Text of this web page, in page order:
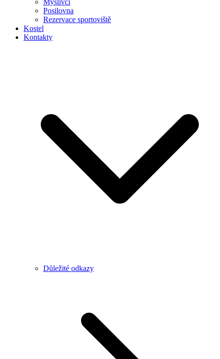
Myslivci
Posilovna
Rezervace sportoviště
Kostel
Kontakty
Důležité odkazy